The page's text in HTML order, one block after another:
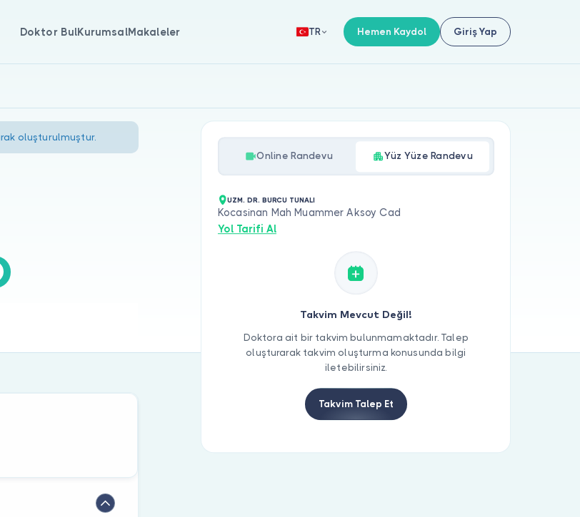
Doktor BulKurumsalMakaleler TR Hemen Kaydol Giriş Yap
oluşturulmuştur.
Online Randevu Yüz Yüze Randevu
UZM. DR. BURCU TUNALI
Kocasinan Mah Muammer Aksoy Cad
Yol Tarifi Al
Takvim Mevcut Değil!
Doktora ait bir takvim bulunmamaktadır. Talep
oluşturarak takvim oluşturma konusunda bilgi
iletebilirsiniz.
Takvim Talep Et